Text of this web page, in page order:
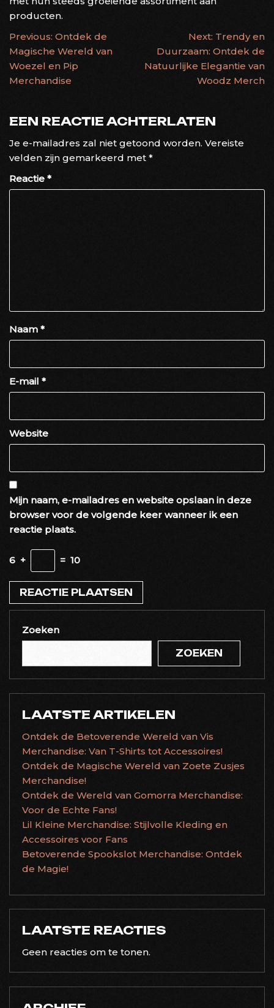
producten.
BERICHTNAVIGATIE
Previous: Ontdek de
Magische Wereld van
Woezel en Pip
Merchandise
Next: Trendy en
Duurzaam: Ontdek de
Natuurlijke Elegantie van
Woodz Merch
EEN REACTIE ACHTERLATEN
Je e-mailadres zal niet getoond worden. Vereiste
velden zijn gemarkeerd met *
Reactie *
Naam *
E-mail *
Website
Mijn naam, e-mailadres en website opslaan in deze
browser voor de volgende keer wanneer ik een
reactie plaats.
6 + = 10
Zoeken
ZOEKEN
LAATSTE ARTIKELEN
Ontdek de Betoverende Wereld van Vis
Merchandise: Van T-Shirts tot Accessoires!
Ontdek de Magische Wereld van Zoete Zusjes
Merchandise!
Ontdek de Wereld van Gomorra Merchandise:
Voor de Echte Fans!
Lil Kleine Merchandise: Stijlvolle Kleding en
Accessoires voor Fans
Betoverende Spookslot Merchandise: Ontdek
de Magie!
LAATSTE REACTIES
Geen reacties om te tonen.